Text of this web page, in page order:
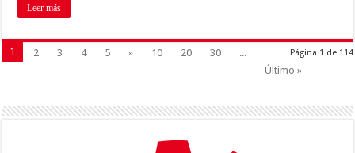
Leer más
Página 1 de 114
1 2 3 4 5 » 10 20 30
...
Último »